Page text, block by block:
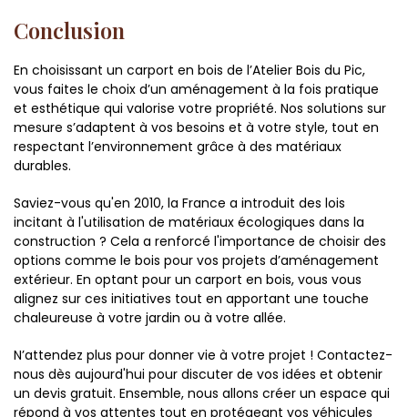
Conclusion
En choisissant un carport en bois de l’Atelier Bois du Pic,
vous faites le choix d’un aménagement à la fois pratique
et esthétique qui valorise votre propriété. Nos solutions sur
mesure s’adaptent à vos besoins et à votre style, tout en
respectant l’environnement grâce à des matériaux
durables.
Saviez-vous qu'en 2010, la France a introduit des lois
incitant à l'utilisation de matériaux écologiques dans la
construction ? Cela a renforcé l'importance de choisir des
options comme le bois pour vos projets d’aménagement
extérieur. En optant pour un carport en bois, vous vous
alignez sur ces initiatives tout en apportant une touche
chaleureuse à votre jardin ou à votre allée.
N’attendez plus pour donner vie à votre projet ! Contactez-
nous dès aujourd'hui pour discuter de vos idées et obtenir
un devis gratuit. Ensemble, nous allons créer un espace qui
répond à vos attentes tout en protégeant vos véhicules